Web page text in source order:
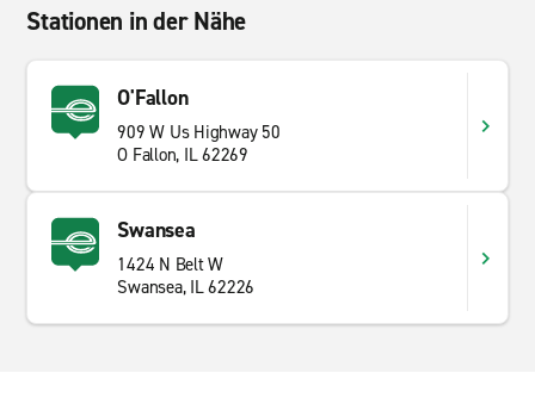
Stationen in der Nähe
O'Fallon
909 W Us Highway 50
O Fallon, IL 62269
Swansea
1424 N Belt W
Swansea, IL 62226